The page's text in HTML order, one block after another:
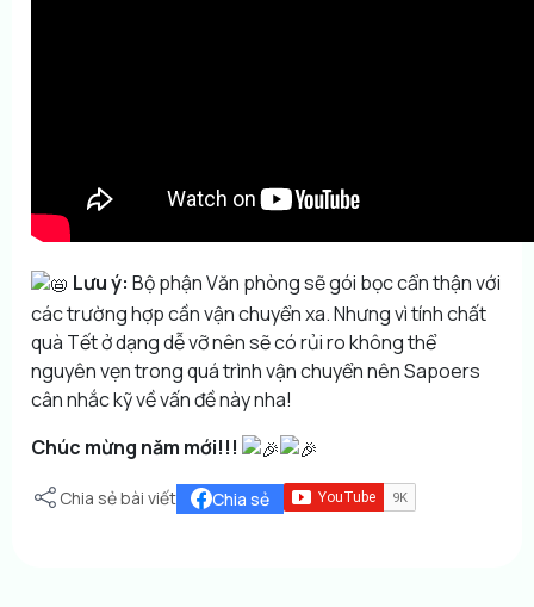
Lưu ý: Bộ phận Văn phòng sẽ gói bọc cẩn thận với
các trường hợp cần vận chuyển xa. Nhưng vì tính chất
quà Tết ở dạng dễ vỡ nên sẽ có rủi ro không thể
nguyên vẹn trong quá trình vận chuyển nên Sapoers
cân nhắc kỹ về vấn đề này nha!
Chúc mừng năm mới!!!
Chia sẻ bài viết Chia sẻ